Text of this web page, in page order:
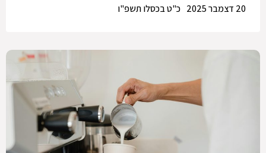
כ"ט בכסלו תשפ"ו
20 דצמבר 2025